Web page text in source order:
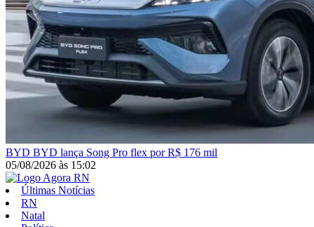
BYD BYD lança Song Pro flex por R$ 176 mil
05/08/2026 às 15:02
Últimas Notícias
RN
Natal